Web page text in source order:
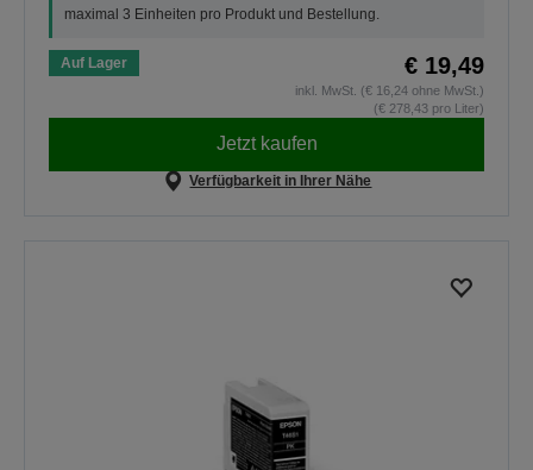
maximal 3 Einheiten pro Produkt und Bestellung.
Auf Lager € 19,49
inkl. MwSt. (€ 16,24 ohne MwSt.)
(€ 278,43 pro Liter)
Jetzt kaufen
Verfügbarkeit in Ihrer Nähe